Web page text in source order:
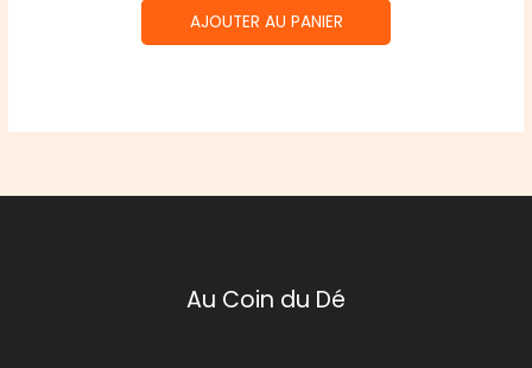
AJOUTER AU PANIER
Au Coin du Dé